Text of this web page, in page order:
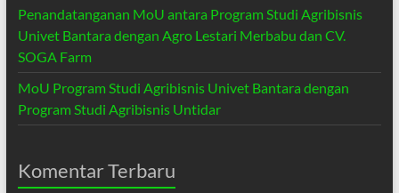
Penandatanganan MoU antara Program Studi Agribisnis
Univet Bantara dengan Agro Lestari Merbabu dan CV.
SOGA Farm
MoU Program Studi Agribisnis Univet Bantara dengan
Program Studi Agribisnis Untidar
Komentar Terbaru